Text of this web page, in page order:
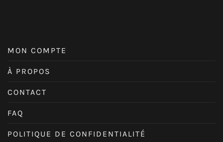
MON COMPTE
À PROPOS
CONTACT
FAQ
POLITIQUE DE CONFIDENTIALITÉ